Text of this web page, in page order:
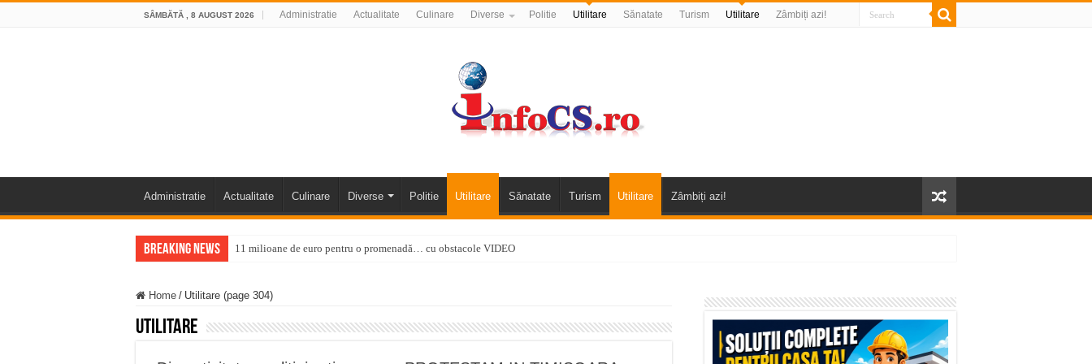
SÂMBĂTĂ , 8 AUGUST 2026 Administratie Actualitate Culinare Diverse Politie Utilitare Sănatate Turism Utilitare Zâmbiți azi!
Administratie Actualitate Culinare Diverse Politie Utilitare Sănatate Turism Utilitare Zâmbiți azi!
Breaking News 11 milioane de euro pentru o promenadă… cu obstacole VIDEO
Întreruperi temporare ale furnizării apei potabile în Bocșa Română, în data de 6 august 2026
ANUNŢ OPRIRE ANUNŢ OPRIRE APĂ în ORAVIȚA – 05.08.2026 – avarie
Home / Utilitare (page 304)
Utilitare